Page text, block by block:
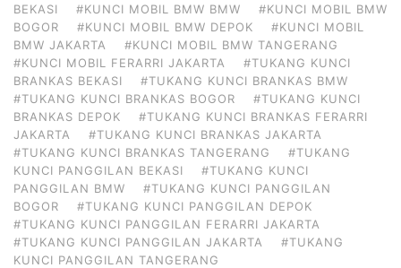
BEKASI
#KUNCI MOBIL BMW BMW
#KUNCI MOBIL BMW
BOGOR
#KUNCI MOBIL BMW DEPOK
#KUNCI MOBIL
BMW JAKARTA
#KUNCI MOBIL BMW TANGERANG
#KUNCI MOBIL FERARRI JAKARTA
#TUKANG KUNCI
BRANKAS BEKASI
#TUKANG KUNCI BRANKAS BMW
#TUKANG KUNCI BRANKAS BOGOR
#TUKANG KUNCI
BRANKAS DEPOK
#TUKANG KUNCI BRANKAS FERARRI
JAKARTA
#TUKANG KUNCI BRANKAS JAKARTA
#TUKANG KUNCI BRANKAS TANGERANG
#TUKANG
KUNCI PANGGILAN BEKASI
#TUKANG KUNCI
PANGGILAN BMW
#TUKANG KUNCI PANGGILAN
BOGOR
#TUKANG KUNCI PANGGILAN DEPOK
#TUKANG KUNCI PANGGILAN FERARRI JAKARTA
#TUKANG KUNCI PANGGILAN JAKARTA
#TUKANG
KUNCI PANGGILAN TANGERANG